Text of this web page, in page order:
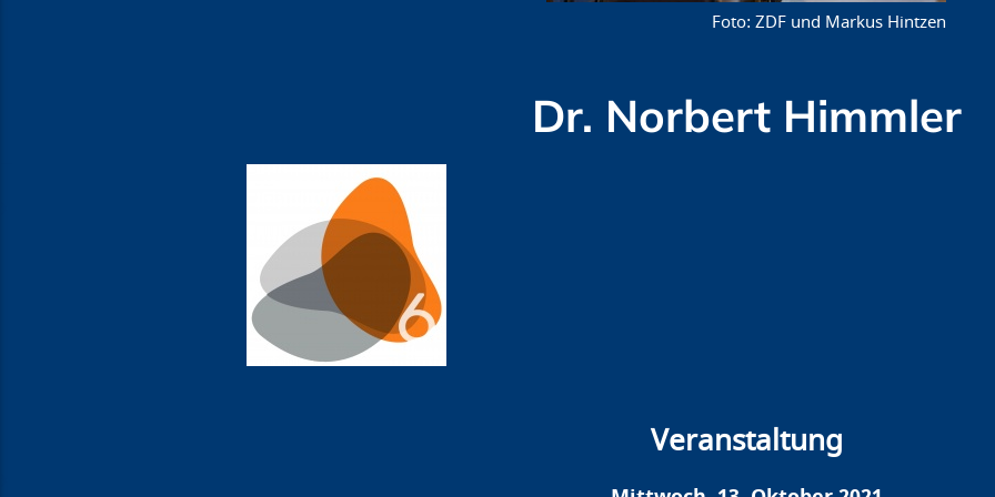
ZDF und Markus Hintzen
Dr. Norbert Himmler
Veranstaltung